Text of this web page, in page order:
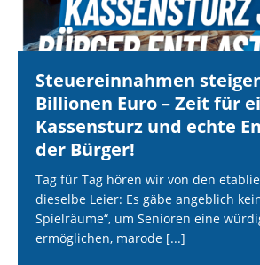
Steuereinnahmen
Billionen Euro – Zeit für
Kassensturz und echte
der Bürger!
Tag für Tag hören wir von den
dieselbe Leier: Es gäbe angeblich
Spielräume“, um Senioren eine
ermöglichen, marode [...]